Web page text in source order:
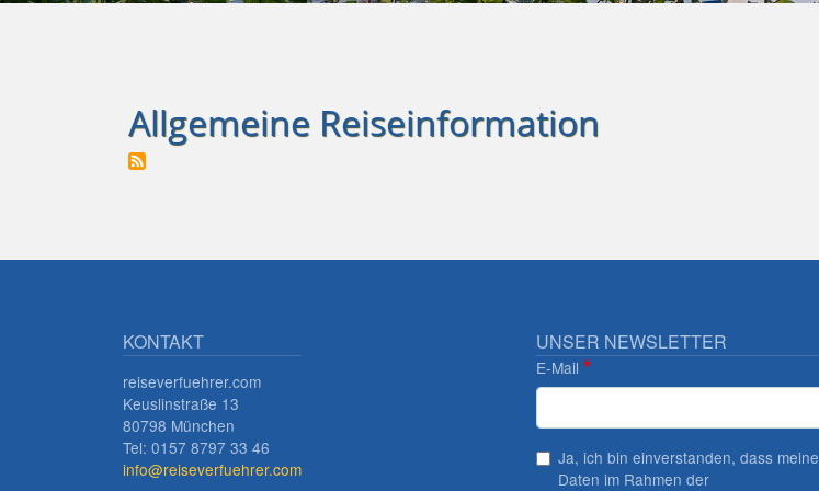
Allgemeine Reiseinformation
KONTAKT
reiseverfuehrer.com
Keuslinstraße 13
80798 München
Tel: 0157 8797 33 46
info@reiseverfuehrer.com
UNSER NEWSLETTER
E-Mail
Ja, ich bin einverstanden, dass meine
Daten im Rahmen der